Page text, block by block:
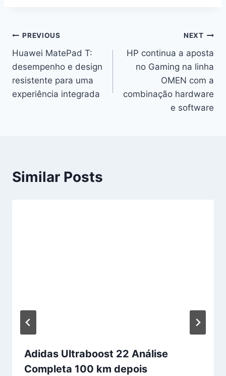
Navegação
de
artigos
PREVIOUS
Huawei MatePad T:
desempenho e design
resistente para uma
experiência integrada
NEXT
HP continua a aposta
no Gaming na linha
OMEN com a
combinação hardware
e software
Similar Posts
Adidas Ultraboost 22 Análise
Completa 100 km depois